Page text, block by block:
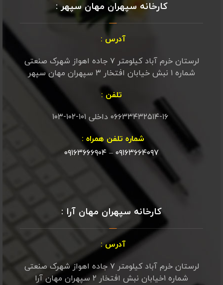
کارخانه سپهران مهان سپهر :
آدرس :
لرستان خرم آباد کیلومتر ۷ جاده اهواز شهرک صنعتی
شماره ۱ نبش خیابان افتخار ۳ سپهران مهان سپهر
تلفن :
۰۶۶۳۳۴۳۲۵۱۴-۱۶ داخلی ۱۰۱-۱۰۲-۱۰۳
شماره تلفن همراه :
۰۹۱۶۳۶۶۴۰۹۷ – ۰۹۱۶۳۶۶۶۹۰۴
کارخانه سپهران مهان آرا :
آدرس :
لرستان خرم آباد کیلومتر ۷ جاده اهواز شهرک صنعتی
شماره ۱خیابان نبش افتخار ۲ سپهران مهان آرا